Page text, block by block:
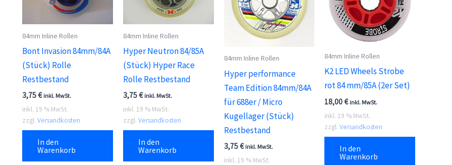
84mm Inline Rollen
Bont Invasion 84mm/84A
(Stück) Rolle
Restbestand
3,75€ inkl. MwSt.
inkl. 19 % MwSt.
zzgl. Versandkosten
In den
Warenkorb
84mm Inline Rollen
Hyper Neutron 84/85A
(Stück) Hyper Race
Rolle Restbestand
3,75€ inkl. MwSt.
inkl. 19 % MwSt.
zzgl. Versandkosten
In den
Warenkorb
84mm Inline Rollen
Hyper performance
Team Edition 84mm/84A
für 688er / Micro
Kugellager (Stück)
Restbestand
3,75€ inkl. MwSt.
inkl. 19 % MwSt.
84mm Inline Rollen
K2 LED Wheels Strobe
rot 84 mm/85A (2er Set)
18,00€ inkl. MwSt.
inkl. 19 % MwSt.
zzgl.Versandkosten
In den
Warenkorb